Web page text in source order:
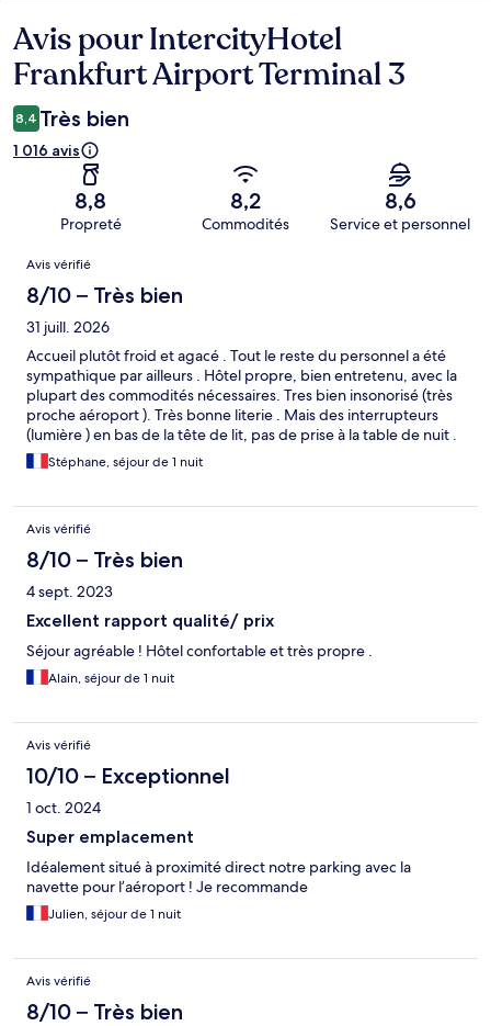
Avis
Avis pour IntercityHotel
Frankfurt Airport Terminal 3
8,4 Très bien
1 016 avis
8,8
Propreté
8,2
Commodités
8,6
Service et personnel
Avis
Avis vérifié
8/10 – Très bien
31 juill. 2026
Accueil plutôt froid et agacé . Tout le reste du personnel a été
sympathique par ailleurs . Hôtel propre, bien entretenu, avec la
plupart des commodités nécessaires. Tres bien insonorisé (très
proche aéroport ). Très bonne literie . Mais des interrupteurs
(lumière ) en bas de la tête de lit, pas de prise à la table de nuit .
La climatisation n’était pas réglable et donc trop chaude ou trop
froide … Il n’y avait qu’une seule serviette de douche . Femme
Nous n’avons pas testé le petit déjeuner.
Stéphane, séjour de 1 nuit
Avis vérifié
8/10 – Très bien
4 sept. 2023
Excellent rapport qualité/ prix
Séjour agréable ! Hôtel confortable et très propre .
Alain, séjour de 1 nuit
Avis vérifié
10/10 – Exceptionnel
1 oct. 2024
Super emplacement
Idéalement situé à proximité direct notre parking avec la
navette pour l’aéroport ! Je recommande
Julien, séjour de 1 nuit
Avis vérifié
8/10 – Très bien